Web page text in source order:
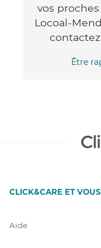
vos
Locoal-
Être
CLICK&CARE ET VOUS
Aide